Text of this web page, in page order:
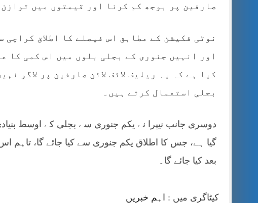
صارفین پر بوجھ کم کرنا اور قیمتوں میں
نوٹی فکیشن کے مطابق اس فیصلے کا اطلاق
اور انہیں جنوری کے بجلی بلوں میں اس کمی کا
کیا ہے کہ یہ ریلیف لائف لائن صارفین پر لاگو
بجلی استعمال کرتے ہیں۔
گیا ہے، جس کا اطلاق یکم جنوری سے کیا جائے گا،
بعد کیا جائے گا۔
کیٹاگری میں : اہم خبریں